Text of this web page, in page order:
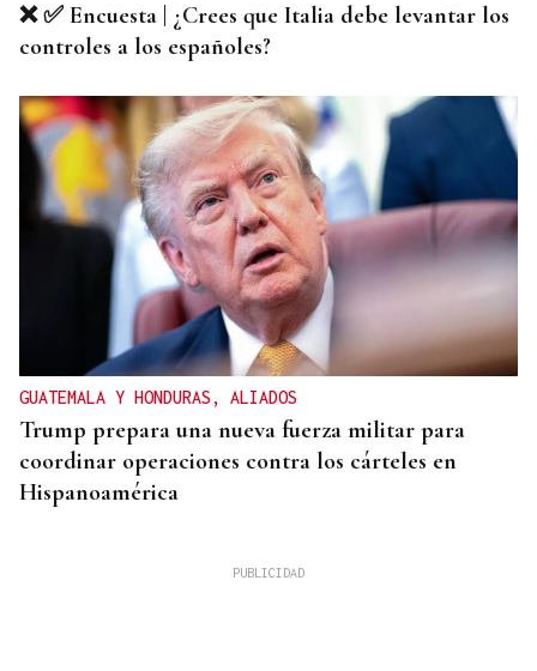
❌ ✅ Encuesta | ¿Crees que Italia debe levantar los
controles a los españoles?
GUATEMALA Y HONDURAS, ALIADOS
Trump prepara una nueva fuerza militar para
coordinar operaciones contra los cárteles en
Hispanoamérica